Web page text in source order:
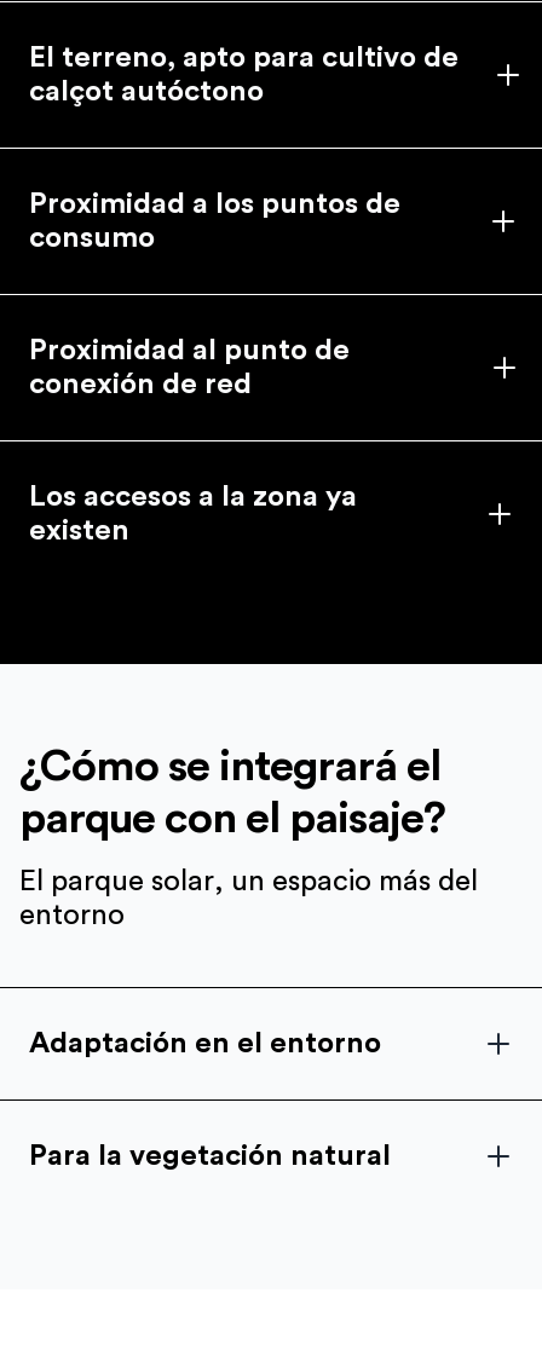
El terreno, apto para cultivo de
calçot autóctono
Proximidad a los puntos de
consumo
Proximidad al punto de
conexión de red
Los accesos a la zona ya
existen
¿Cómo se integrará el
parque con el paisaje?
El parque solar, un espacio más del
entorno
Adaptación en el entorno
Para la vegetación natural